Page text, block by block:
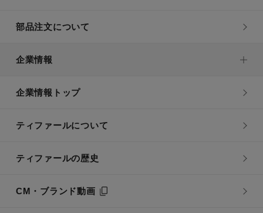
部品注文について
企業情報
企業情報トップ
ティファールについて
ティファールの歴史
CM・ブランド動画